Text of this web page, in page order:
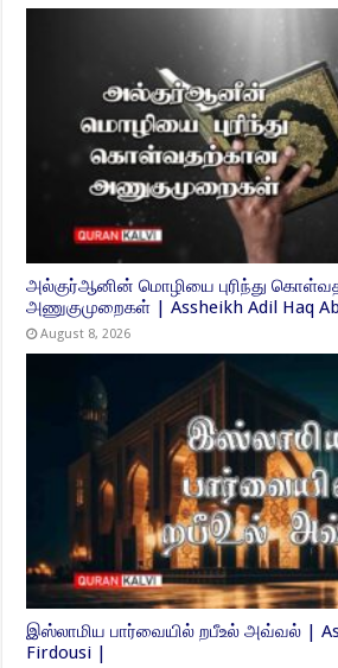
அல்குர்ஆனின் மொழியை புரிந்து
அணுகுமுறைகள் | Assheikh Adil Haq
August 8, 2026
இஸ்லாமிய பார்வையில் றபீஉல் அவ்வல் |
Firdousi |